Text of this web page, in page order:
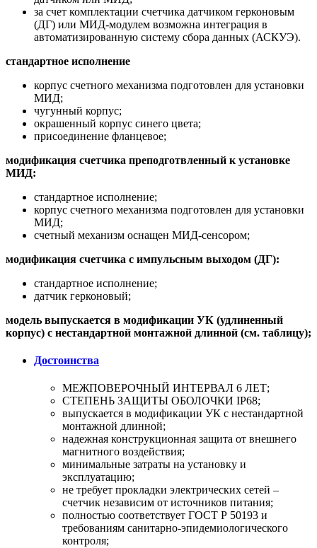
за счет комплектации счетчика датчиком герконовым
(ДГ) или МИД-модулем возможна интеграция в
автоматизированную систему сбора данных (АСКУЭ).
стандартное исполнение
корпус счетного механизма подготовлен для установки
МИД;
чугунный корпус;
окрашенный корпус синего цвета;
присоединение фланцевое;
модификация счетчика преподготвленный к установке
МИД:
стандартное исполнение;
корпус счетного механизма подготовлен для установки
МИД;
счетный механизм оснащен МИД-сенсором;
модификация счетчика с импульсным выходом (ДГ):
стандартное исполнение;
датчик герконовый;
модель выпускается в модификации УК (удлиненный
корпус) с нестандартной монтажной длинной (см. таблицу);
Достоинства
МЕЖПОВЕРОЧНЫЙ ИНТЕРВАЛ 6 ЛЕТ;
СТЕПЕНЬ ЗАЩИТЫ ОБОЛОЧКИ IP68;
выпускается в модификации УК с нестандартной
монтажной длинной;
надежная конструкционная защита от внешнего
магнитного воздействия;
минимальные затраты на установку и
эксплуатацию;
не требует прокладки электрических сетей –
счетчик независим от источников питания;
полностью соответствует ГОСТ Р 50193 и
требованиям санитарно-эпидемиологического
контроля;